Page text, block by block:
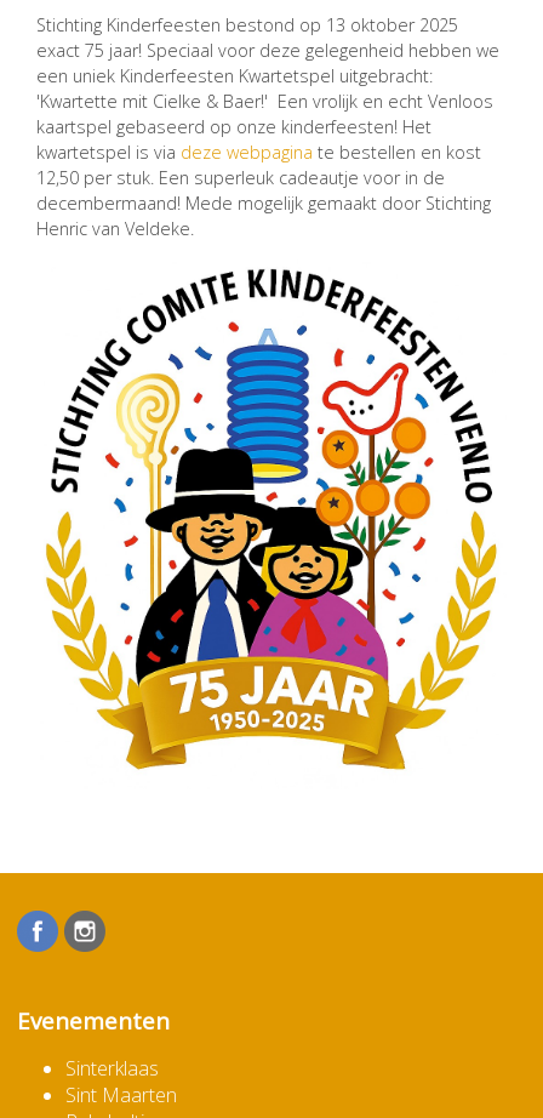
Stichting Kinderfeesten bestond op 13 oktober 2025
exact 75 jaar! Speciaal voor deze gelegenheid hebben we
een uniek Kinderfeesten Kwartetspel uitgebracht:
'Kwartette mit Cielke & Baer!' Een vrolijk en echt Venloos
kaartspel gebaseerd op onze kinderfeesten! Het
kwartetspel is via deze webpagina te bestellen en kost
12,50 per stuk. Een superleuk cadeautje voor in de
decembermaand! Mede mogelijk gemaakt door Stichting
Henric van Veldeke.
Evenementen
Sinterklaas
Sint Maarten